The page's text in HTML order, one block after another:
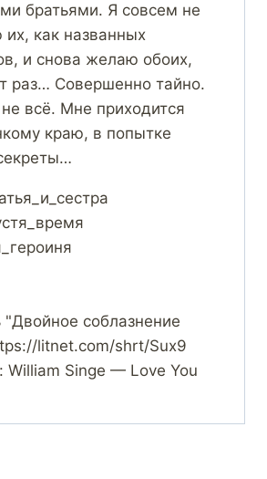
братьями. Я совсем не
как названных
и снова желаю обоих,
раз… Совершенно тайно.
всё. Мне приходится
краю, в попытке
"Двойное соблазнение
litnet.com/shrt/Sux9
William Singe — Love You